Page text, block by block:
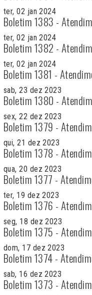
ter, 02 jan 2024
Boletim 1383 -
ter, 02 jan 2024
Boletim 1382 -
ter, 02 jan 2024
Boletim 1381 -
sab, 23 dez 2023
Boletim 1380 -
sex, 22 dez 2023
Boletim 1379 -
qui, 21 dez 2023
Boletim 1378 -
qua, 20 dez 2023
Boletim 1377 -
ter, 19 dez 2023
Boletim 1376 -
seg, 18 dez 2023
Boletim 1375 -
dom, 17 dez 2023
Boletim 1374 -
sab, 16 dez 2023
Boletim 1373 -